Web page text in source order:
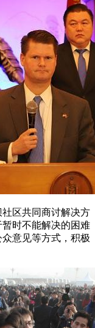
区共同商讨解决方
时不能解决的困难
意见等方式，积极